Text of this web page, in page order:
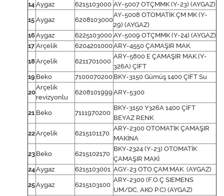
14 Aygaz 6215103000 AY-5007 OTÇMMK (Y-23) (AYGAZ)
15 Aygaz 6208103000
AY-5008 OTOMATİK ÇM MK (Y-
29) (AYGAZ)
16Aygaz 6225103000 AY-5009 OTÇMMK (Y-24) (AYGAZ)
17 Arçelik 6204201000ARY-4550 ÇAMAŞIR MAK.
18Arçelik 6211701000
ARY-5800 E ÇAMAŞIR MAK.(Y-
326A) ÇİFT
19 Beko 7100070200 BKY-3150 Gümüş 1400 ÇİFT Su
20
Arçelik
revizyonlu
6208101999 ARY-5300
21 Beko 7111970200
BKY-3150 Y326A 1400 ÇİFT
BEYAZ RENK
22Arçelik 6215101170
ARY-2300 OTOMATİK ÇAMAŞIR
MAKİNA
23 Beko 6215102170
BKY-2324 (Y-23) OTOMATİK
ÇAMAŞIR MAKİ
24Aygaz 6215103001 AGY-23 OTO.ÇAM.MAK. (AYGAZ)
25Aygaz 6215103100
ARY-2300 (F.O.Ç SIEMENS
UM/DC, AKO P.C) (AYGAZ)